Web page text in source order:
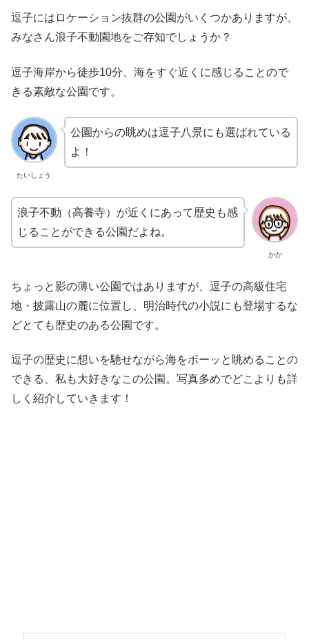
逗子にはロケーション抜群の公園がいくつかありますが、
みなさん浪子不動園地をご存知でしょうか？
逗子海岸から徒歩10分、海をすぐ近くに感じることので
きる素敵な公園です。
たいしょう
公園からの眺めは逗子八景にも選ばれている
よ！
かか
浪子不動（高養寺）が近くにあって歴史も感
じることができる公園だよね。
ちょっと影の薄い公園ではありますが、逗子の高級住宅
地・披露山の麓に位置し、明治時代の小説にも登場するな
どとても歴史のある公園です。
逗子の歴史に想いを馳せながら海をボーッと眺めることの
できる、私も大好きなこの公園。写真多めでどこよりも詳
しく紹介していきます！